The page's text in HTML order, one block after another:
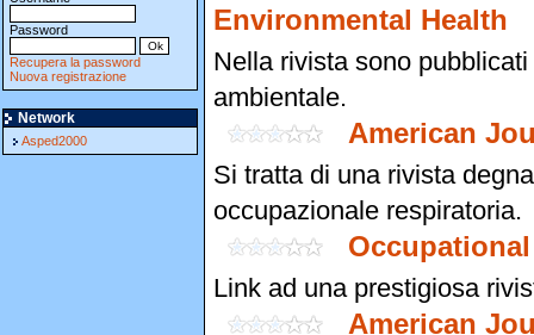
Password
Recupera la password
Nuova registrazione
Network
Asped2000
Environmental Health
Nella rivista sono
ambientale.
American
Si tratta di una rivista
occupazionale respiratoria.
Link ad una prestigiosa
American